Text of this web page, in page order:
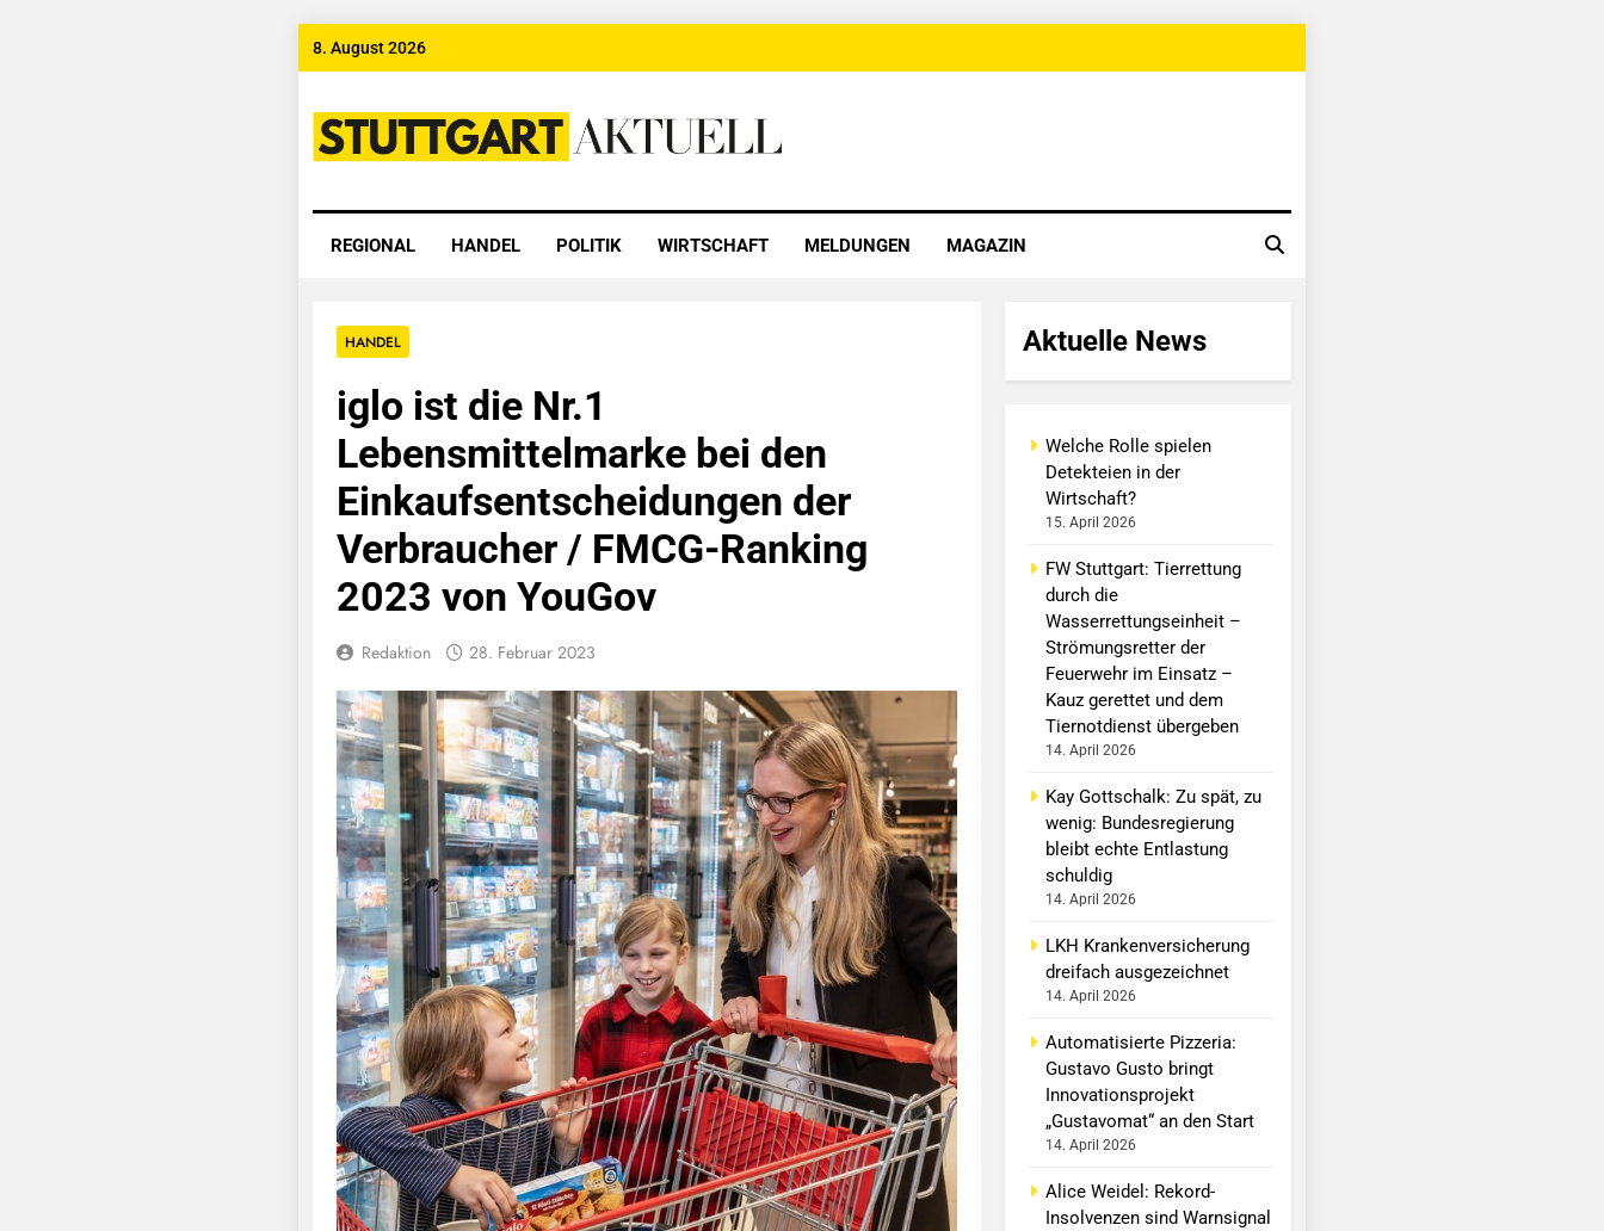
Skip
8. August 2026
Stuttgart Aktuell
REGIONAL HANDEL POLITIK WIRTSCHAFT MELDUNGEN MAGAZIN
HANDEL
iglo ist die Nr.1
Lebensmittelmarke bei den
Einkaufsentscheidungen der
Verbraucher / FMCG-Ranking
2023 von YouGov
Redaktion 28. Februar 2023
Aktuelle News
Welche Rolle spielen
Detekteien in der
Wirtschaft?
15. April 2026
FW Stuttgart: Tierrettung
durch die
Wasserrettungseinheit –
Strömungsretter der
Feuerwehr im Einsatz –
Kauz gerettet und dem
Tiernotdienst übergeben
14. April 2026
Kay Gottschalk: Zu spät, zu
wenig: Bundesregierung
bleibt echte Entlastung
schuldig
14. April 2026
LKH Krankenversicherung
dreifach ausgezeichnet
14. April 2026
Automatisierte Pizzeria:
Gustavo Gusto bringt
Innovationsprojekt
„Gustavomat“ an den Start
14. April 2026
Alice Weidel: Rekord-
Insolvenzen sind Warnsignal